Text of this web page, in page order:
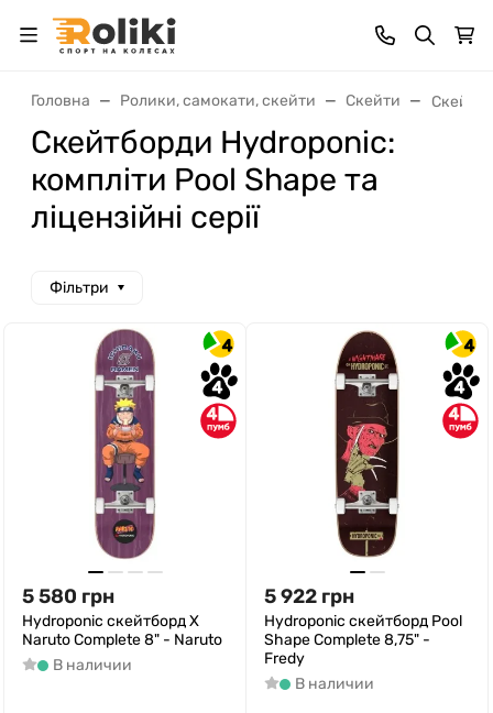
Головна Ролики, самокати, скейти Скейти
Скейтборди Hydroponic:
компліти Pool Shape та
ліцензійні серії
Фільтри
4
4
4
5 580 грн
Hydroponic скейтборд X
Naruto Complete 8" - Naruto
В наличии
4
4
4
5 922 грн
Hydroponic скейтборд Pool
Shape Complete 8,75" -
Fredy
В наличии